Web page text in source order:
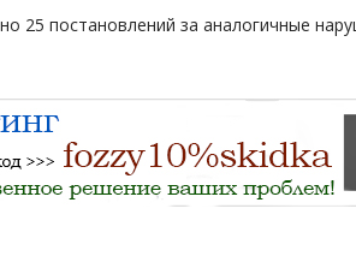
постановлений за аналогичные